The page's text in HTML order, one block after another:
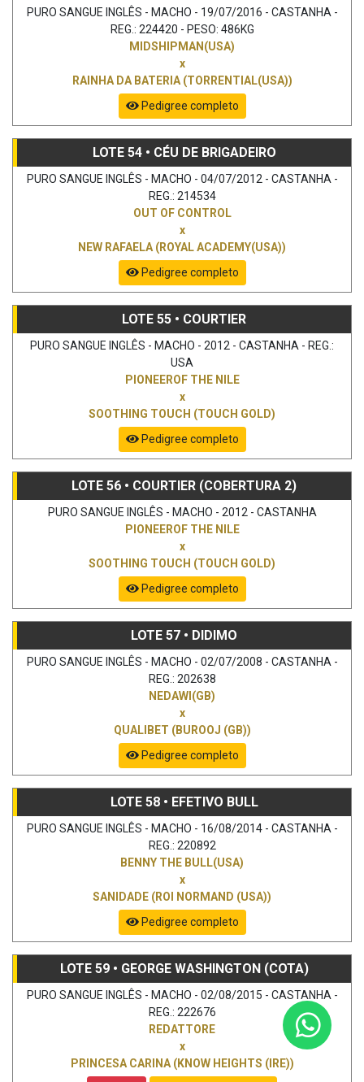
PURO SANGUE INGLÊS - MACHO - 19/07/2016 - CASTANHA -
REG.: 224420 - PESO: 486KG
MIDSHIPMAN(USA)
x
RAINHA DA BATERIA (TORRENTIAL(USA))
Pedigree completo
LOTE 54 • CÉU DE BRIGADEIRO
PURO SANGUE INGLÊS - MACHO - 04/07/2012 - CASTANHA -
REG.: 214534
OUT OF CONTROL
x
NEW RAFAELA (ROYAL ACADEMY(USA))
Pedigree completo
LOTE 55 • COURTIER
PURO SANGUE INGLÊS - MACHO - 2012 - CASTANHA - REG.:
USA
PIONEEROF THE NILE
x
SOOTHING TOUCH (TOUCH GOLD)
Pedigree completo
LOTE 56 • COURTIER (COBERTURA 2)
PURO SANGUE INGLÊS - MACHO - 2012 - CASTANHA
PIONEEROF THE NILE
x
SOOTHING TOUCH (TOUCH GOLD)
Pedigree completo
LOTE 57 • DIDIMO
PURO SANGUE INGLÊS - MACHO - 02/07/2008 - CASTANHA -
REG.: 202638
NEDAWI(GB)
x
QUALIBET (BUROOJ (GB))
Pedigree completo
LOTE 58 • EFETIVO BULL
PURO SANGUE INGLÊS - MACHO - 16/08/2014 - CASTANHA -
REG.: 220892
BENNY THE BULL(USA)
x
SANIDADE (ROI NORMAND (USA))
Pedigree completo
LOTE 59 • GEORGE WASHINGTON (COTA)
PURO SANGUE INGLÊS - MACHO - 02/08/2015 - CASTANHA -
REG.: 222676
REDATTORE
x
PRINCESA CARINA (KNOW HEIGHTS (IRE))